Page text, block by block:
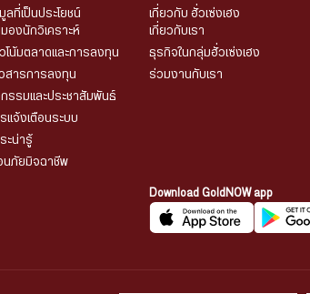
ลที่เป็นประโยชน์
องนักวิเคราะห์
โน้มตลาดและการลงทุน
สารการลงทุน
รรมและประชาสัมพันธ์
แจ้งเตือนระบบ
ะน่ารู้
นภัยมิจฉาชีพ
เกี่ยวกับ ฮั่วเซ่งเฮง
เกี่ยวกับเรา
ธุรกิจในกลุ่มฮั่วเซ่งเฮง
ร่วมงานกับเรา
Download GoldNOW app